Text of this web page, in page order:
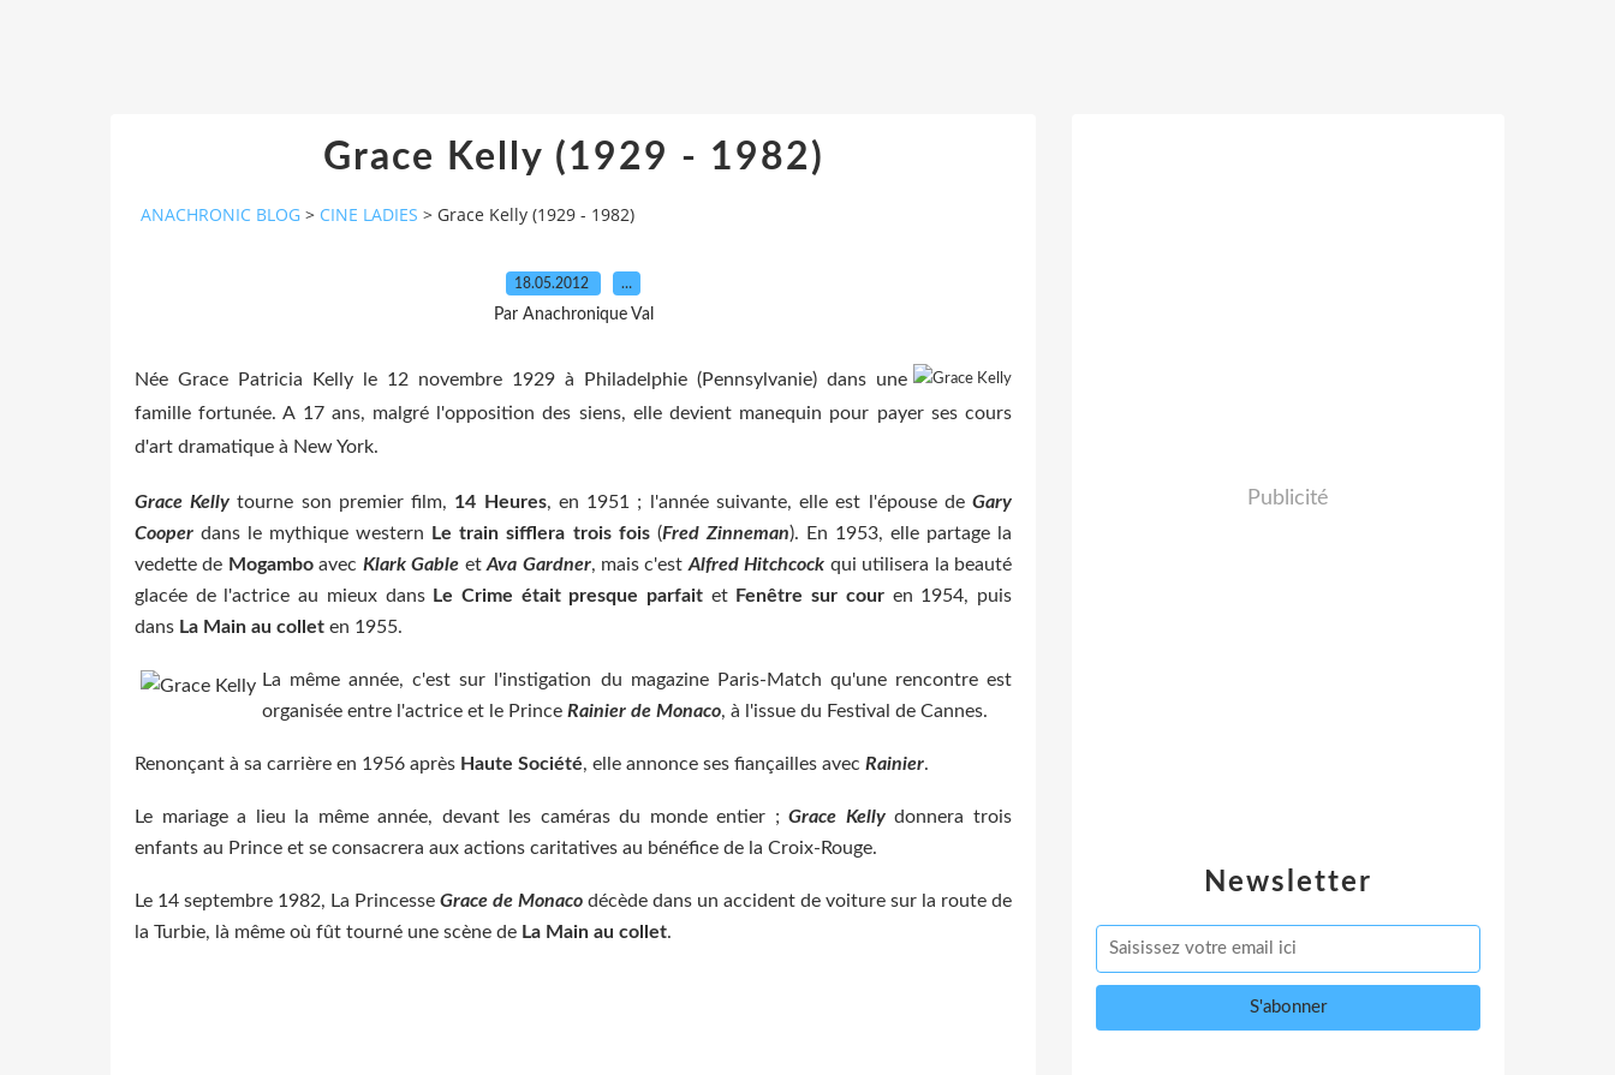
Grace Kelly (1929 - 1982)
ANACHRONIC BLOG > CINE LADIES > Grace Kelly (1929 - 1982)
18.05.2012 …
Par Anachronique Val
Née Grace Patricia Kelly le 12 novembre 1929 à Philadelphie (Pennsylvanie) dans une
famille fortunée. A 17 ans, malgré l'opposition des siens, elle devient manequin pour payer ses cours
d'art dramatique à New York.
Grace Kellytourne son premier film, 14 Heures, en 1951 ; l'année suivante, elle est l'épouse deGary
Cooper dans le mythique western Le train sifflera trois fois(Fred Zinneman). En 1953, elle partage la
vedette de Mogamboavec Klark Gable etAva Gardner, mais c'est Alfred Hitchcock qui utilisera la beauté
glacée de l'actrice au mieux dansLe Crime était presque parfait et Fenêtre sur couren 1954, puis
dans La Main au collet en 1955.
La même année, c'est sur l'instigation du magazine Paris-Match qu'une rencontre est
organisée entre l'actrice et le Prince Rainier de Monaco, à l'issue du Festival de Cannes.
Renonçant à sa carrière en 1956 après Haute Société, elle annonce ses fiançailles avec Rainier.
Le mariage a lieu la même année, devant les caméras du monde entier ;Grace Kellydonnera trois
enfants au Prince et se consacrera aux actions caritatives au bénéfice de la Croix-Rouge.
Le 14 septembre 1982, La Princesse Grace de Monaco décède dans un accident de voiture sur la route de
la Turbie, là même où fût tourné une scène de La Main au collet.
Newsletter
Publicité